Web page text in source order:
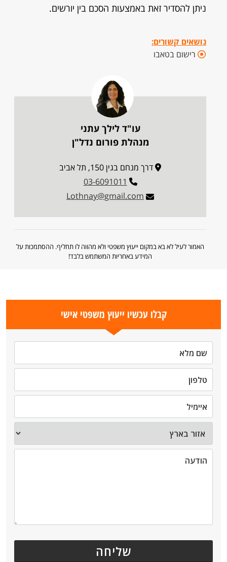
ניתן להסדיר זאת באמצעות הסכם בין יורשים.
נושאים קשורים:
רישום בטאבו
עו"ד לילך עתני
מנהלת פורום נדל"ן
דרך מנחם בגין 150, תל אביב
03-6091011
Lothnay@gmail.com
האמור לעיל לא בא במקום ייעוץ משפטי ולא מהווה לו תחליף. ההסתמכות על
המידע באחריות המשתמש בלבד!
קבלו עכשיו ייעוץ משפטי אישי